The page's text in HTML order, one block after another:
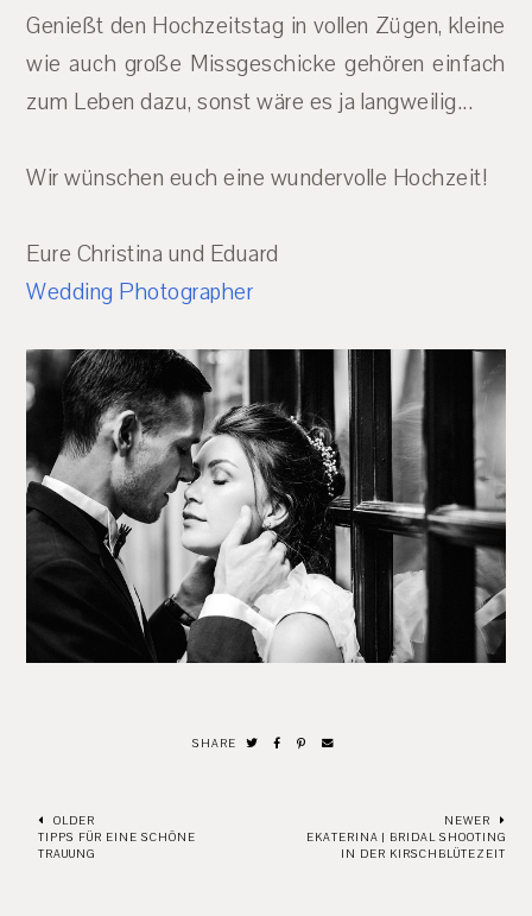
Genießt den Hochzeitstag in vollen Zügen, kleine
wie auch große Missgeschicke gehören einfach
zum Leben dazu, sonst wäre es ja langweilig...
Wir wünschen euch eine wundervolle Hochzeit!
Eure Christina und Eduard
Wedding Photographer
SHARE
OLDER
TIPPS FÜR EINE SCHÖNE
TRAUUNG
NEWER
EKATERINA | BRIDAL SHOOTING
IN DER KIRSCHBLÜTEZEIT